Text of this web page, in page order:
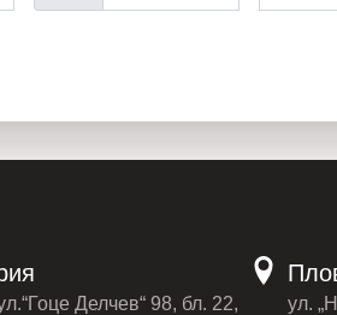
Делчев“ 98, бл. 22,
ул.